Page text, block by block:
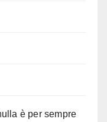
è per sempre